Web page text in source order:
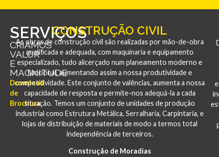
SERVIÇOS
CRIAMOS
VALOR
E
MAGNITUDE
Download
de
Brochura
CONSTRUÇÃO CIVIL
As obras de construção civil são realizadas por mão-de-obra
qualificada e adequada, com maquinaria e equipamento
especializado, tudo alicerçado num planeamento moderno e
funcional, aumentando assim a nossa produtividade e
competitividade. Este conjunto de valências, aumenta a nossa
capacidade de resposta e permite-nos adequá-la a cada
situação. Temos um conjunto de unidades de produção
industrial como Estrutura Metálica, Serralharia, Carpintaria, e
lojas de distribuição de materiais de modo a termos total
independência de terceiros.
Construção de Moradias